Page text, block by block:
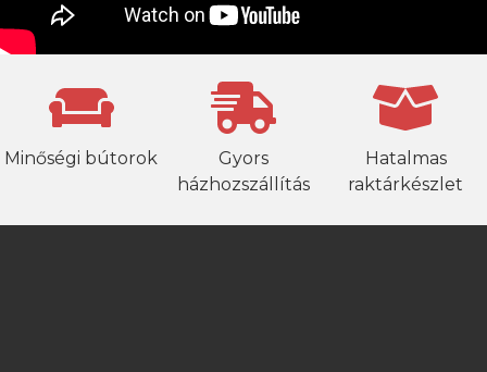
Minőségi bútorok
Gyors
házhozszállítás
Hatalmas
raktárkészlet